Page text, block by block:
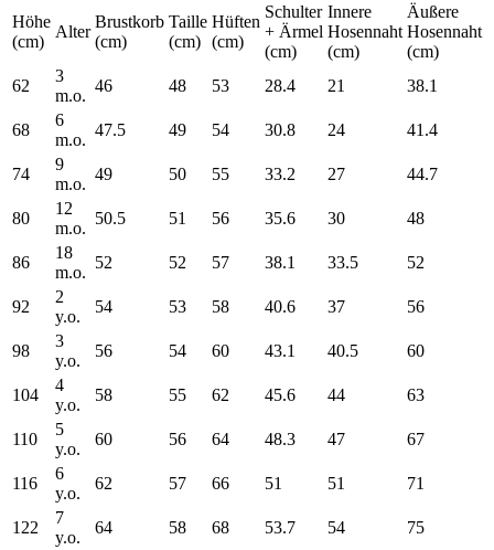
Höhe
(cm)
Alter
Brustkorb
(cm)
Taille
(cm)
Hüften
(cm)
Schulter
+ Ärmel
(cm)
Innere
Hosennaht
(cm)
Äußere
Hosennaht
(cm)
62
3
m.o.
46 48 53 28.4 21 38.1
68
6
m.o.
47.5 49 54 30.8 24 41.4
74
9
m.o.
49 50 55 33.2 27 44.7
80
12
m.o.
50.5 51 56 35.6 30 48
86
18
m.o.
52 52 57 38.1 33.5 52
92
2
y.o.
54 53 58 40.6 37 56
98
3
y.o.
56 54 60 43.1 40.5 60
104
4
y.o.
58 55 62 45.6 44 63
110
5
y.o.
60 56 64 48.3 47 67
116
6
y.o.
62 57 66 51 51 71
122
7
y.o.
64 58 68 53.7 54 75